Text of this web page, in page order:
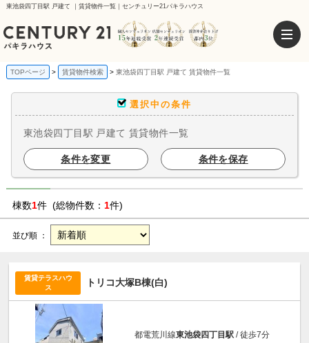
東池袋四丁目駅 戸建て ｜賃貸物件一覧｜センチュリー21パキラハウス
TOPページ 賃貸物件検索 東池袋四丁目駅 戸建て 賃貸物件一覧
選択中の条件
東池袋四丁目駅 戸建て 賃貸物件一覧
条件を変更 条件を保存
棟数1件 (総物件数： 1件)
並び順 ：
賃貸テラスハウ
ス
トリコ大塚B棟(白)
都電荒川線東池袋四丁目駅 / 徒歩7分